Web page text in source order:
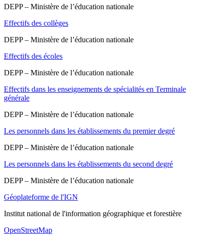
DEPP – Ministère de l’éducation nationale
Effectifs des collèges
DEPP – Ministère de l’éducation nationale
Effectifs des écoles
DEPP – Ministère de l’éducation nationale
Effectifs dans les enseignements de spécialités en Terminale
générale
DEPP – Ministère de l’éducation nationale
Les personnels dans les établissements du premier degré
DEPP – Ministère de l’éducation nationale
Les personnels dans les établissements du second degré
DEPP – Ministère de l’éducation nationale
Géoplateforme de l'IGN
Institut national de l'information géographique et forestière
OpenStreetMap